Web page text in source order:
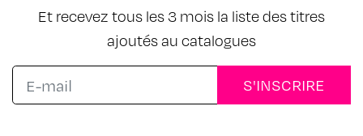
Et recevez tous les 3 mois la liste des titres
ajoutés au catalogues